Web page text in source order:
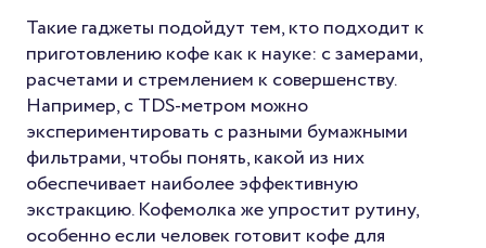
Такие гаджеты подойдут тем, кто подходит к
приготовлению кофе как к науке: с замерами,
расчетами и стремлением к совершенству.
Например, с TDS-метром можно
экспериментировать с разными бумажными
фильтрами, чтобы понять, какой из них
обеспечивает наиболее эффективную
экстракцию. Кофемолка же упростит рутину,
особенно если человек готовит кофе для